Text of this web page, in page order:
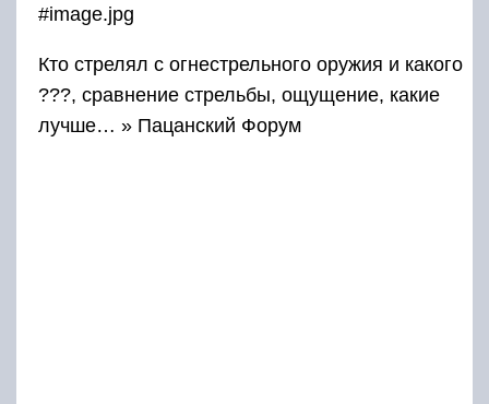
#image.jpg
Кто стрелял с огнестрельного оружия и какого
???, сравнение стрельбы, ощущение, какие
лучше… » Пацанский Форум